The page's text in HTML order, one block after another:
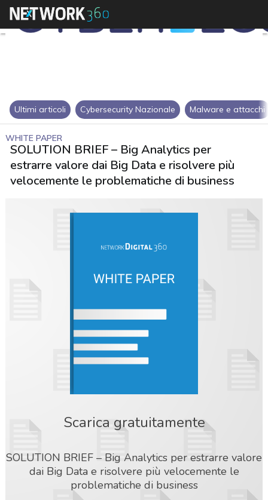
Ultimi articoli Cybersecurity Nazionale Malware e attacchi
WHITE PAPER
SOLUTION BRIEF – Big Analytics per
estrarre valore dai Big Data e risolvere più
velocemente le problematiche di business
Scarica gratuitamente
SOLUTION BRIEF – Big Analytics per estrarre valore
dai Big Data e risolvere più velocemente le
problematiche di business